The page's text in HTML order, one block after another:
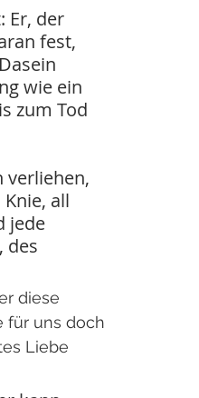
Er, der
fest,
wie ein
zum Tod
verliehen,
all
jede
des
diese
für uns doch
Liebe